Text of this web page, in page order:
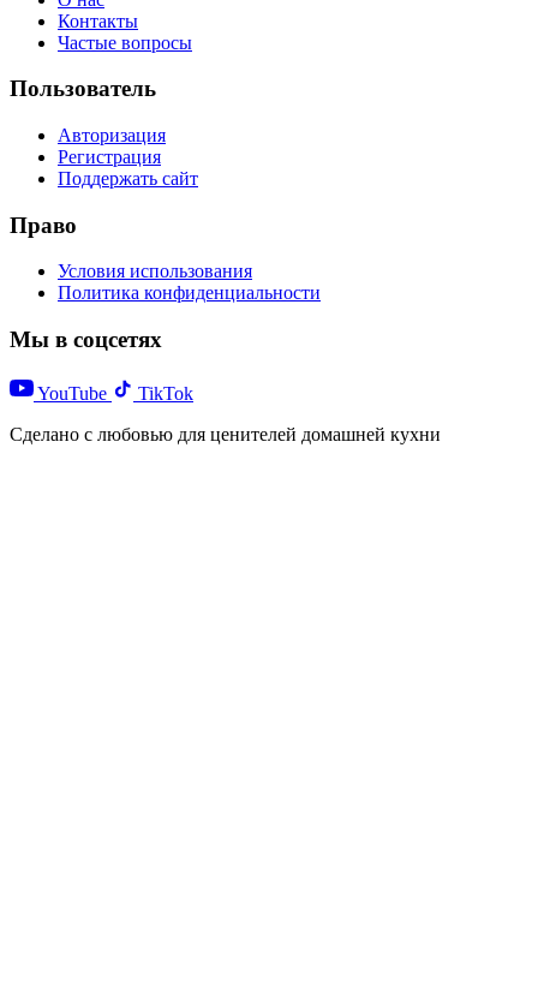
Контакты
Частые вопросы
Пользователь
Авторизация
Регистрация
Поддержать сайт
Право
Условия использования
Политика конфиденциальности
Мы в соцсетях
YouTube
TikTok
Сделано с любовью для ценителей домашней кухни